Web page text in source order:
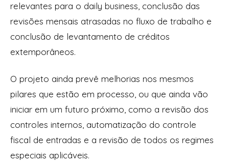
relevantes para o daily business, conclusão das
revisões mensais atrasadas no fluxo de trabalho e
conclusão de levantamento de créditos
extemporâneos.
O projeto ainda prevê melhorias nos mesmos
pilares que estão em processo, ou que ainda vão
iniciar em um futuro próximo, como a revisão dos
controles internos, automatização do controle
fiscal de entradas e a revisão de todos os regimes
especiais aplicáveis.